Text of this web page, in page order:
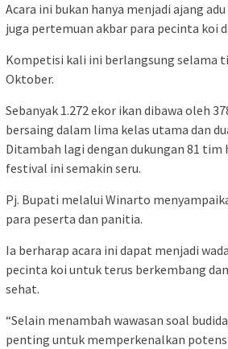
Acara ini bukan hanya menjadi ajang
juga pertemuan akbar para pecinta koi
Kompetisi kali ini berlangsung selama
Oktober.
Sebanyak 1.272 ekor ikan dibawa oleh
bersaing dalam lima kelas utama dan
Ditambah lagi dengan dukungan 81
festival ini semakin seru.
Pj. Bupati melalui Winarto
para peserta dan panitia.
Ia berharap acara ini dapat menjadi
pecinta koi untuk terus berkembang
sehat.
“Selain menambah wawasan soal
penting untuk memperkenalkan